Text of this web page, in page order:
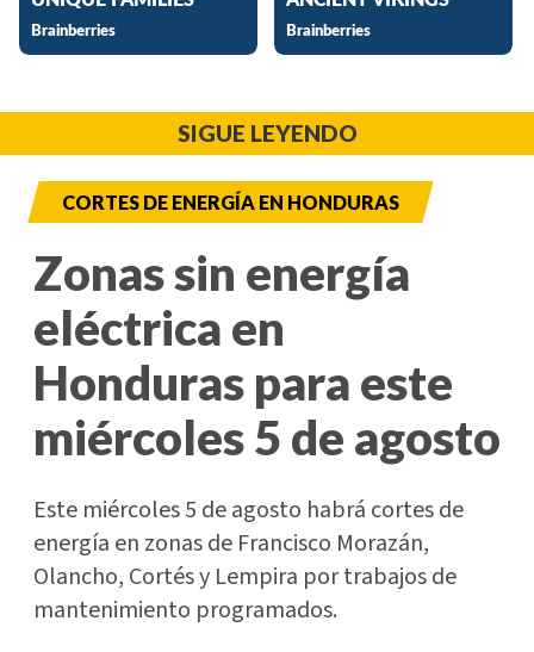
SIGUE LEYENDO
CORTES DE ENERGÍA EN HONDURAS
Zonas sin energía
eléctrica en
Honduras para este
miércoles 5 de agosto
Este miércoles 5 de agosto habrá cortes de
energía en zonas de Francisco Morazán,
Olancho, Cortés y Lempira por trabajos de
mantenimiento programados.